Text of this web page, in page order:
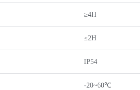
≥4H
≤2H
IP54
-20~60℃